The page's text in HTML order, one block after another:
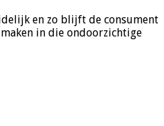
en zo blijft de consument
in die ondoorzichtige